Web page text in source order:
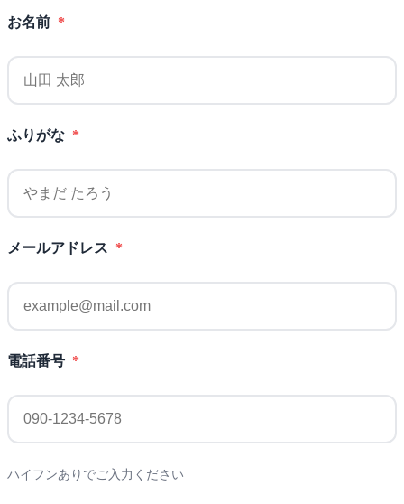
お名前 *
ふりがな *
メールアドレス *
電話番号 *
ハイフンありでご入力ください